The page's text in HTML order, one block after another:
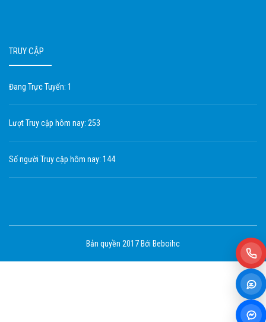
TRUY CẬP
Đang Trực Tuyến: 1
Lượt Truy cập hôm nay: 253
Số người Truy cập hôm nay: 144
Bản quyền 2017 Bới Beboihc